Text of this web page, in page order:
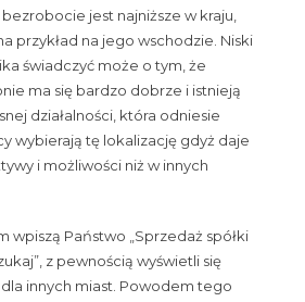
jest najniższe w kraju,
przykład na jego wschodzie. Niski
świadczyć może o tym, że
ma się bardzo dobrze i istnieją
działalności, która odniesie
wybierają tę lokalizację gdyż daje
i możliwości niż w innych
wpiszą Państwo „Sprzedaż spółki
z pewnością wyświetli się
innych miast. Powodem tego